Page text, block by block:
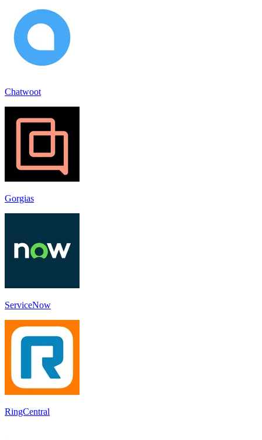
Chatwoot
Gorgias
ServiceNow
RingCentral